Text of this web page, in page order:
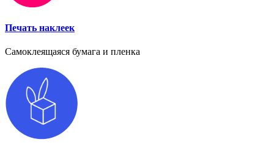
Печать наклеек
Самоклеящаяся бумага и пленка